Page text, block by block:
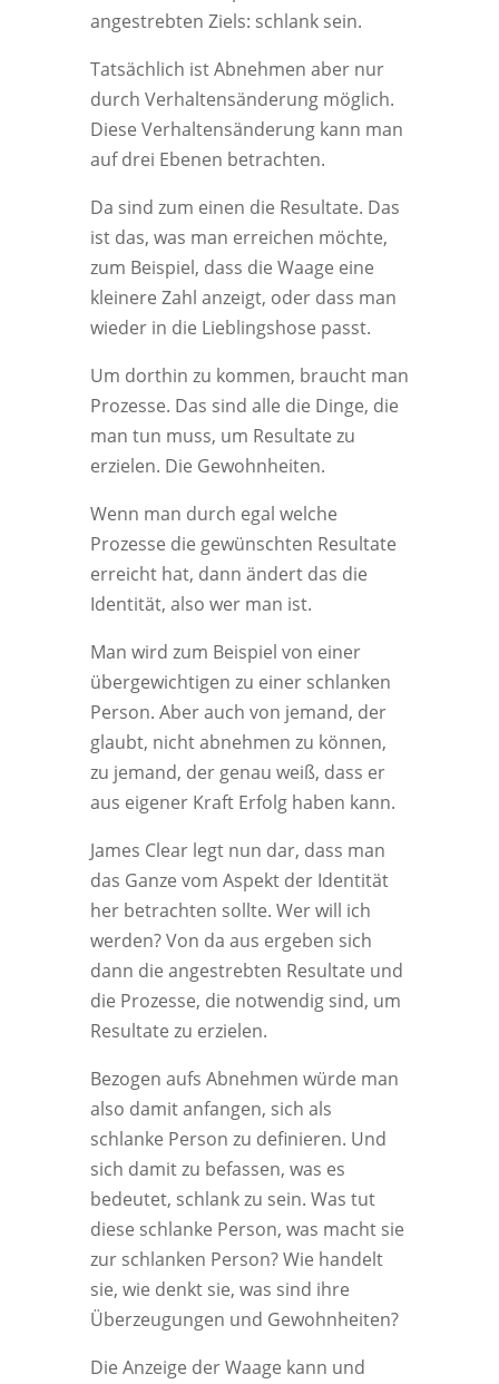
angestrebten Ziels: schlank sein.
Tatsächlich ist Abnehmen aber nur
durch Verhaltensänderung möglich.
Diese Verhaltensänderung kann man
auf drei Ebenen betrachten.
Da sind zum einen die Resultate. Das
ist das, was man erreichen möchte,
zum Beispiel, dass die Waage eine
kleinere Zahl anzeigt, oder dass man
wieder in die Lieblingshose passt.
Um dorthin zu kommen, braucht man
Prozesse. Das sind alle die Dinge, die
man tun muss, um Resultate zu
erzielen. Die Gewohnheiten.
Wenn man durch egal welche
Prozesse die gewünschten Resultate
erreicht hat, dann ändert das die
Identität, also wer man ist.
Man wird zum Beispiel von einer
übergewichtigen zu einer schlanken
Person. Aber auch von jemand, der
glaubt, nicht abnehmen zu können,
zu jemand, der genau weiß, dass er
aus eigener Kraft Erfolg haben kann.
James Clear legt nun dar, dass man
das Ganze vom Aspekt der Identität
her betrachten sollte. Wer will ich
werden? Von da aus ergeben sich
dann die angestrebten Resultate und
die Prozesse, die notwendig sind, um
Resultate zu erzielen.
Bezogen aufs Abnehmen würde man
also damit anfangen, sich als
schlanke Person zu definieren. Und
sich damit zu befassen, was es
bedeutet, schlank zu sein. Was tut
diese schlanke Person, was macht sie
zur schlanken Person? Wie handelt
sie, wie denkt sie, was sind ihre
Überzeugungen und Gewohnheiten?
Die Anzeige der Waage kann und